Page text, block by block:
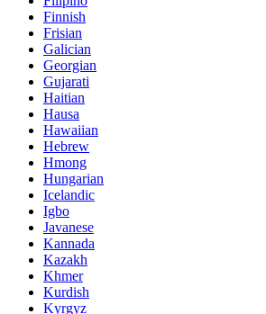
Finnish
Frisian
Galician
Georgian
Gujarati
Haitian
Hausa
Hawaiian
Hebrew
Hmong
Hungarian
Icelandic
Igbo
Javanese
Kannada
Kazakh
Khmer
Kurdish
Kyrgyz